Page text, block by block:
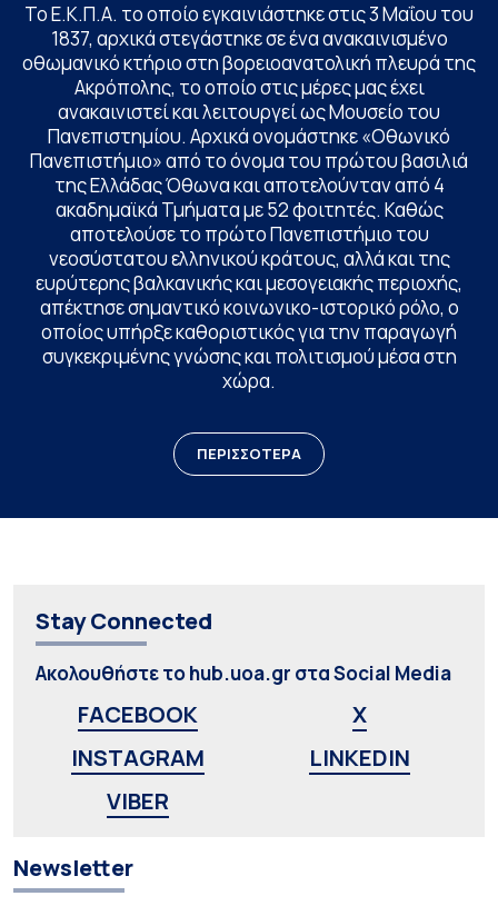
Το Ε.Κ.Π.Α. το οποίο εγκαινιάστηκε στις 3 Μαΐου του
1837, αρχικά στεγάστηκε σε ένα ανακαινισμένο
οθωμανικό κτήριο στη βορειοανατολική πλευρά της
Ακρόπολης, το οποίο στις μέρες μας έχει
ανακαινιστεί και λειτουργεί ως Μουσείο του
Πανεπιστημίου. Αρχικά ονομάστηκε «Οθωνικό
Πανεπιστήμιο» από το όνομα του πρώτου βασιλιά
της Ελλάδας Όθωνα και αποτελούνταν από 4
ακαδημαϊκά Τμήματα με 52 φοιτητές. Καθώς
αποτελούσε το πρώτο Πανεπιστήμιο του
νεοσύστατου ελληνικού κράτους, αλλά και της
ευρύτερης βαλκανικής και μεσογειακής περιοχής,
απέκτησε σημαντικό κοινωνικο-ιστορικό ρόλο, ο
οποίος υπήρξε καθοριστικός για την παραγωγή
συγκεκριμένης γνώσης και πολιτισμού μέσα στη
χώρα.
ΠΕΡΙΣΣΟΤΕΡΑ
Stay Connected
Ακολουθήστε το hub.uoa.gr στα Social Media
FACEBOOK
X
INSTAGRAM
LINKEDIN
VIBER
Newsletter